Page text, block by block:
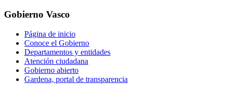
Gobierno Vasco
Página de inicio
Conoce el Gobierno
Departamentos y entidades
Atención ciudadana
Gobierno abierto
Gardena, portal de transparencia